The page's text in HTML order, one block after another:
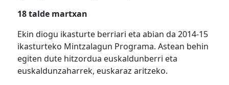
18 talde martxan
Ekin diogu ikasturte berriari eta abian da 2014-15
ikasturteko Mintzalagun Programa. Astean behin
egiten dute hitzordua euskaldunberri eta
euskaldunzaharrek, euskaraz aritzeko.